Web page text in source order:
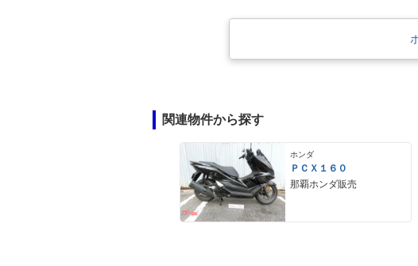
関連物件から探す
ホンダ
ＰＣＸ１６０
那覇ホンダ販売